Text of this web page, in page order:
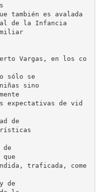
también es avalada
de la Infancia
Vargas, en los co
sólo se
sino
expectativas de vid
de
de
que
traficada, come
de